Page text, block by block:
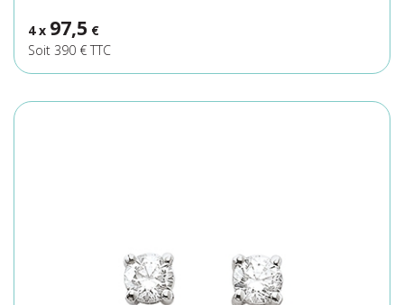
4 x 97,5 €
Soit 390 € TTC